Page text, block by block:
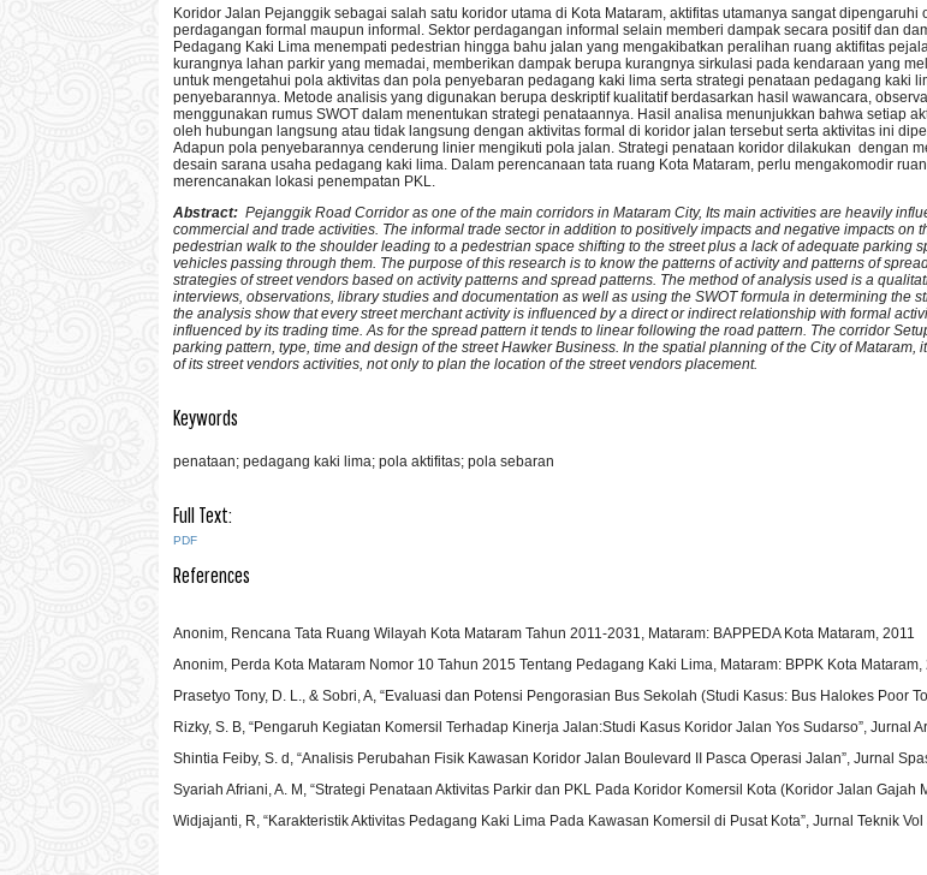
Koridor Jalan Pejanggik sebagai salah satu koridor utama di Kota Mataram, aktifitas utamanya sangat dipengaruhi
perdagangan formal maupun informal. Sektor perdagangan informal selain memberi dampak secara positif dan
Pedagang Kaki Lima menempati pedestrian hingga bahu jalan yang mengakibatkan peralihan ruang aktifitas
kurangnya lahan parkir yang memadai, memberikan dampak berupa kurangnya sirkulasi pada kendaraan yang
untuk mengetahui pola aktivitas dan pola penyebaran pedagang kaki lima serta strategi penataan pedagang kaki
penyebarannya. Metode analisis yang digunakan berupa deskriptif kualitatif berdasarkan hasil wawancara,
menggunakan rumus SWOT dalam menentukan strategi penataannya. Hasil analisa menunjukkan bahwa setiap
oleh hubungan langsung atau tidak langsung dengan aktivitas formal di koridor jalan tersebut serta aktivitas ini
Adapun pola penyebarannya cenderung linier mengikuti pola jalan. Strategi penataan koridor dilakukan dengan
desain sarana usaha pedagang kaki lima. Dalam perencanaan tata ruang Kota Mataram, perlu mengakomodir
merencanakan lokasi penempatan PKL.
Abstract: Pejanggik Road Corridor as one of the main corridors in Mataram City, Its main activities are heavily
commercial and trade activities. The informal trade sector in addition to positively impacts and negative impacts on
pedestrian walk to the shoulder leading to a pedestrian space shifting to the street plus a lack of adequate parking
vehicles passing through them. The purpose of this research is to know the patterns of activity and patterns of
strategies of street vendors based on activity patterns and spread patterns. The method of analysis used is a
interviews, observations, library studies and documentation as well as using the SWOT formula in determining the
the analysis show that every street merchant activity is influenced by a direct or indirect relationship with formal
influenced by its trading time. As for the spread pattern it tends to linear following the road pattern. The corridor
parking pattern, type, time and design of the street Hawker Business. In the spatial planning of the City of Mataram,
of its street vendors activities, not only to plan the location of the street vendors placement.
Keywords
penataan; pedagang kaki lima; pola aktifitas; pola sebaran
Full Text:
PDF
References
Anonim, Rencana Tata Ruang Wilayah Kota Mataram Tahun 2011-2031, Mataram: BAPPEDA Kota Mataram, 2011
Anonim, Perda Kota Mataram Nomor 10 Tahun 2015 Tentang Pedagang Kaki Lima, Mataram: BPPK Kota Mataram,
Prasetyo Tony, D. L., & Sobri, A, “Evaluasi dan Potensi Pengorasian Bus Sekolah (Studi Kasus: Bus Halokes Poor
Rizky, S. B, “Pengaruh Kegiatan Komersil Terhadap Kinerja Jalan:Studi Kasus Koridor Jalan Yos Sudarso”, Jurnal
Shintia Feiby, S. d, “Analisis Perubahan Fisik Kawasan Koridor Jalan Boulevard II Pasca Operasi Jalan”, Jurnal
Syariah Afriani, A. M, “Strategi Penataan Aktivitas Parkir dan PKL Pada Koridor Komersil Kota (Koridor Jalan Gajah
Widjajanti, R, “Karakteristik Aktivitas Pedagang Kaki Lima Pada Kawasan Komersil di Pusat Kota”, Jurnal Teknik Vol